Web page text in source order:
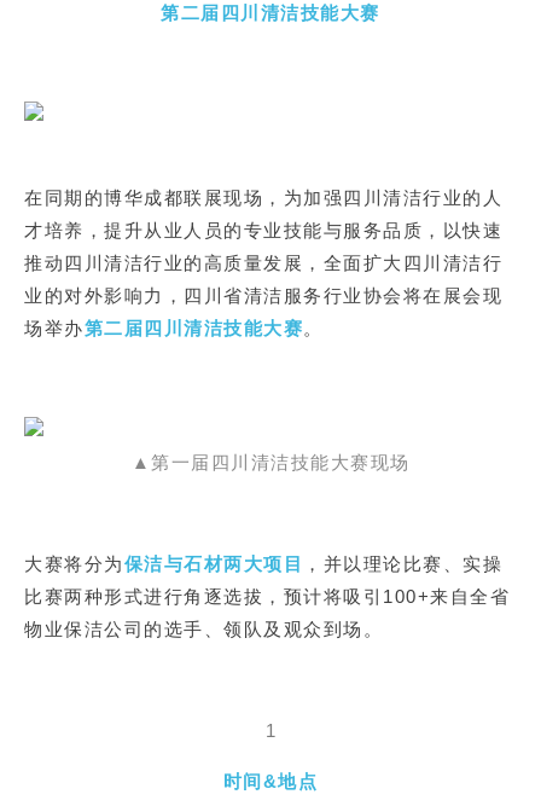
第二届四川清洁技能大赛
在同期的博华成都联展现场，为加强四川清洁行业的人
才培养，提升从业人员的专业技能与服务品质，以快速
推动四川清洁行业的高质量发展，全面扩大四川清洁行
业的对外影响力，四川省清洁服务行业协会将在展会现
场举办第二届四川清洁技能大赛。
▲第一届四川清洁技能大赛现场
大赛将分为保洁与石材两大项目
，并以理论比赛、实操
比赛两种形式进行角逐选拔，预计将吸引100+来自全省
物业保洁公司的选手、领队及观众到场。
1
时间&地点